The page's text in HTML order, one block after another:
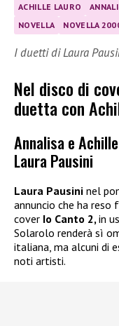
ACHILLE LAURO
NOVELLA
NOVELLA
I duetti di Laura
Nel disco di
duetta con
Annalisa e
Laura Pausini
Laura Pausini nel
annuncio che ha
cover Io Canto 2,in
Solarolo renderà sì
italiana, ma alcuni di
noti artisti.